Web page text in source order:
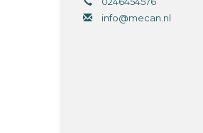
info@mecan.nl